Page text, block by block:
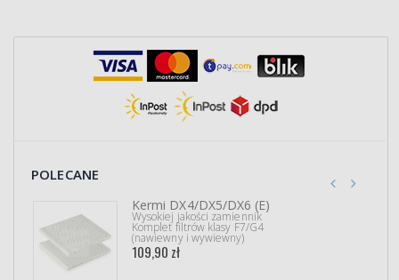
POLECANE
Kermi DX4/DX5/DX6 (E)
Wysokiej jakości zamiennik
Komplet filtrów klasy F7/G4
(nawiewny i wywiewny)
109,90 zł